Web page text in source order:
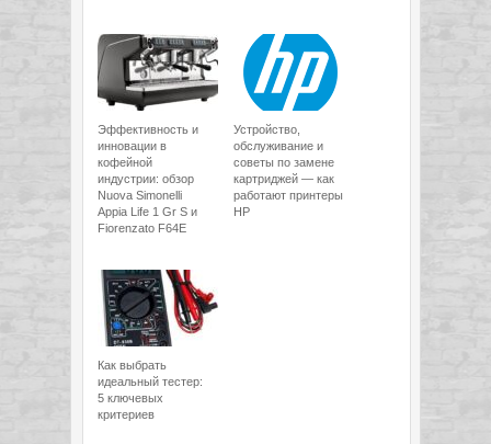
Эффективность и
инновации в
кофейной
индустрии: обзор
Nuova Simonelli
Appia Life 1 Gr S и
Fiorenzato F64E
Устройство,
обслуживание и
советы по замене
картриджей — как
работают принтеры
HP
Как выбрать
идеальный тестер:
5 ключевых
критериев